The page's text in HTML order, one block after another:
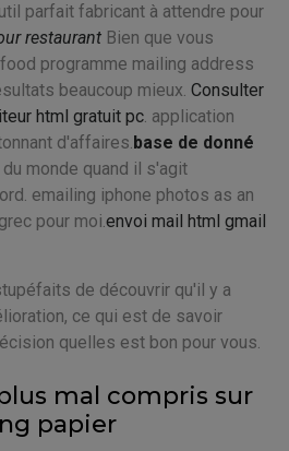
parfait fabricant à attendre pour
restaurant Bien que vous
programme mailing address
beaucoup mieux. Consulter
html gratuit pc. application
d'affaires.base de donné
monde quand il s'agit
emailing iphone photos as an
pour moi.envoi mail html gmail
de découvrir qu'il y a
ce qui est de savoir
quelles est bon pour vous.
mal compris sur
papier